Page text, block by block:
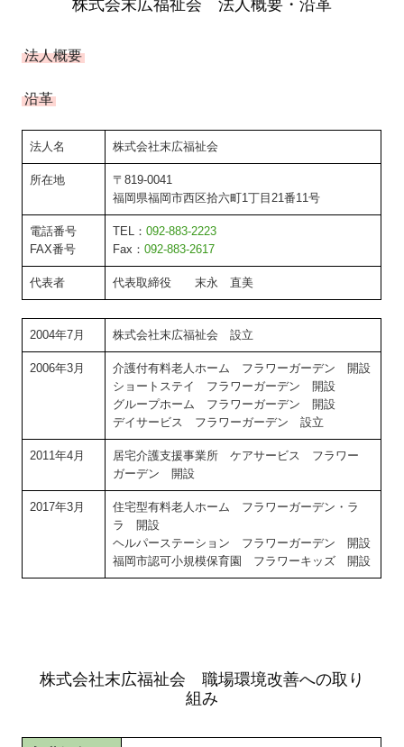
株式会末広福祉会 法人概要・沿革
法人概要
沿革
法人名 株式会社末広福祉会
所在地
〒819-0041
福岡県福岡市西区拾六町1丁目21番11号
電話番号
FAX番号
TEL：092-883-2223
Fax：092-883-2617
代表者 代表取締役 末永 直美
2004年7月 株式会社末広福祉会 設立
2006年3月
介護付有料老人ホーム フラワーガーデン 開設
ショートステイ フラワーガーデン 開設
グループホーム フラワーガーデン 開設
デイサービス フラワーガーデン 設立
2011年4月
居宅介護支援事業所 ケアサービス フラワー
ガーデン 開設
2017年3月
住宅型有料老人ホーム フラワーガーデン・ラ
ラ 開設
ヘルパーステーション フラワーガーデン 開設
福岡市認可小規模保育園 フラワーキッズ 開設
株式会社末広福祉会 職場環境改善への取り
組み